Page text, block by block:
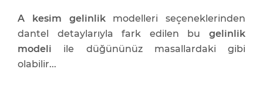
A kesim gelinlikmodelleri seçeneklerinden
dantel detaylarıyla fark edilen bu gelinlik
modeli ile düğününüz masallardaki gibi
olabilir...